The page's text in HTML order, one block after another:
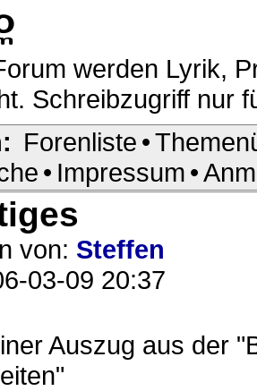
werden Lyrik,
Schreibzugriff nur
Forenliste •
• Impressum •
von: Steffen
03-09 20:37
Auszug aus der